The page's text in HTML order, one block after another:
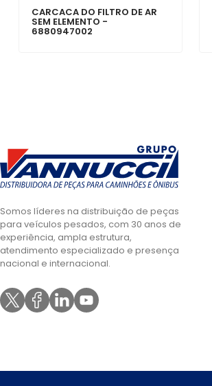
CARCACA DO FILTRO DE AR
SEM ELEMENTO -
6880947002
Somos líderes na distribuição de peças
para veículos pesados, com 30 anos de
experiência, ampla estrutura,
atendimento especializado e presença
nacional e internacional.